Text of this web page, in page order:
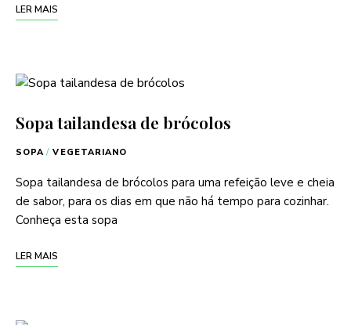
LER MAIS
Sopa tailandesa de brócolos
SOPA / VEGETARIANO
Sopa tailandesa de brócolos para uma refeição leve e cheia
de sabor, para os dias em que não há tempo para cozinhar.
Conheça esta sopa
LER MAIS